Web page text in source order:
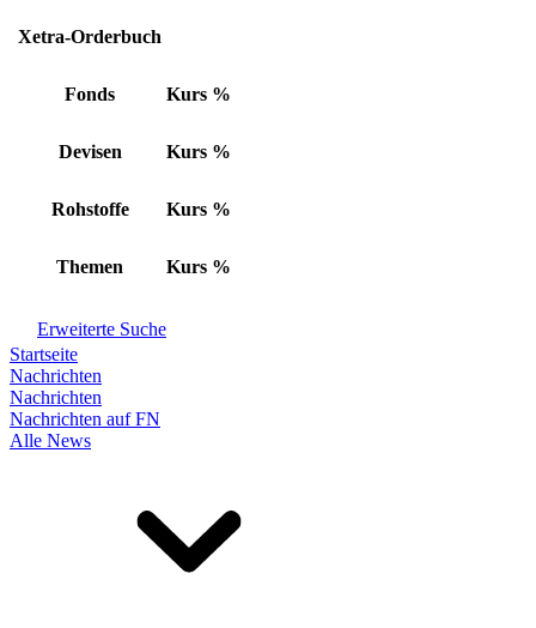
Xetra-Orderbuch
Fonds Kurs %
Devisen Kurs %
Rohstoffe Kurs %
Themen Kurs %
Erweiterte Suche
Startseite
Nachrichten
Nachrichten
Nachrichten auf FN
Alle News